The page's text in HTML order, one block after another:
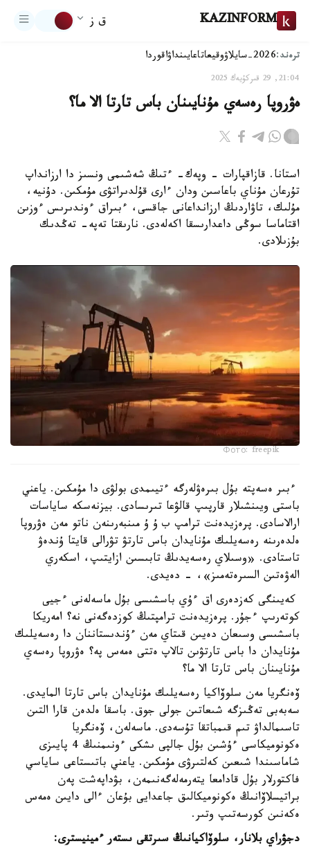
KAZINFORM ق ز
ترەند:2026-سايلاۋ وقيعاتاعايىنداۋاقوردا
21:04, 29 قىركۇيەك 2025
ەۋروپا رەسەي مۇنايىنان باس تارتا الا ما؟
استانا. قازاقپارات - وپەك- ءتىڭ شەشىمى ونسىز دا ارزانداپ
تۇرعان مۇناي باعاسىن ودان ءارى قۇلدىراتۋى مۇمكىن. دۇنيە،
مۇلىك، تاۋاردىڭ ارزانداعانى جاقسى، ءبىراق ءوندىرىس ءوزىن
اقتاماسا سوڭى داعدارىسقا اكەلەدى. نارىقتا تەپە- تەڭدىك
بۇزىلادى.
Фото: freepik
ءبىر ەسەپتە بۇل بىرەۋلەرگە ءتيىمدى بولۋى دا مۇمكىن. ياعني
باستى ويىنشىلار قارپىپ قالۋعا تىرىسادى. بيزنەسكە ساياسات
ارالاسادى. پرەزيدەنت ترامپ ب ۇ ۇ مىنبەرىنەن ناتو مەن ەۋروپا
ەلدەرىنە رەسەيلىك مۇنايدان باس تارتۋ تۋرالى قايتا ۇندەۋ
تاستادى. «وسىلاي رەسەيدىڭ تابىسىن ازايتىپ، اسكەري
الەۋەتىن السىرەتەمىز»، - دەيدى.
كەيىنگى كەزدەرى اق ءۇي باسشىسى بۇل ماسەلەنى ءجيى
كوتەرىپ ءجۇر. پرەزيدەنت ترامپتىڭ كوزدەگەنى نە؟ امەريكا
باسشىسى وسىعان دەيىن قىتاي مەن ءۇندىستاننان دا رەسەيلىك
مۇنايدان دا باس تارتۋىن تالاپ ەتتى ەمەس پە؟ ەۋروپا رەسەي
مۇنايىنان باس تارتا الا ما؟
ۆەنگريا مەن سلوۆاكيا رەسەيلىك مۇنايدان باس تارتا المايدى.
سەبەبى تەڭىزگە شىعاتىن جولى جوق. باسقا ەلدەن قارا التىن
تاسىمالداۋ تىم قىمباتقا تۇسەدى. ماسەلەن، ۆەنگريا
ەكونوميكاسى ءۇشىن بۇل جالپى ىشكى ءونىمنىڭ 4 پايىزى
شاماسىندا شىعىن كەلتىرۋى مۇمكىن. ياعني باتىستاعى ساياسي
فاكتورلار بۇل قادامعا يتەرمەلەگەنىمەن، بۋداپەشت پەن
براتيسلاۆانىڭ ەكونوميكالىق جاعدايى بۇعان ءالى دايىن ەمەس
ەكەنىن كورسەتىپ وتىر.
دجۋراي بلانار، سلوۆاكيانىڭ سىرتقى ىستەر ءمينيسترى: